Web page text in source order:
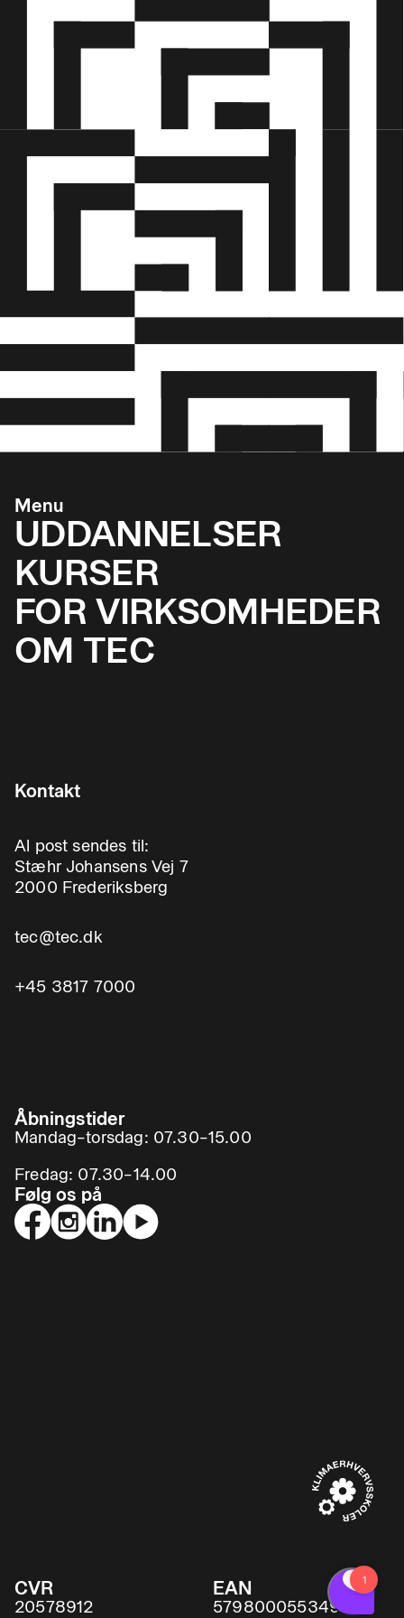
Menu
UDDANNELSER
KURSER
FOR VIRKSOMHEDER
OM TEC
Kontakt
Al post sendes til:
Stæhr Johansens Vej 7
2000 Frederiksberg
tec@tec.dk
+45 3817 7000
Åbningstider
Mandag–torsdag: 07.30–15.00
Fredag: 07.30–14.00
Følg os på
CVR
20578912
EAN
5798000553491